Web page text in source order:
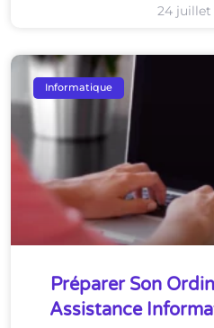
24 juillet
Informatique
Préparer Son
Assistance